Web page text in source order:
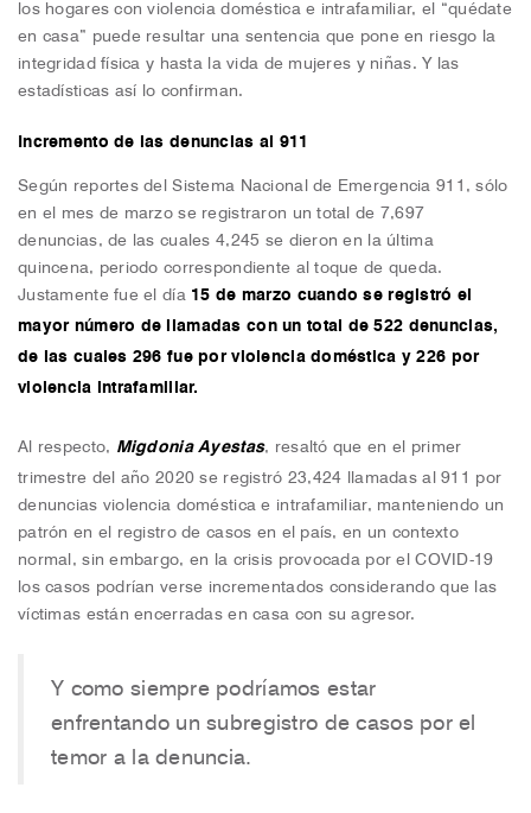
los hogares con violencia doméstica e intrafamiliar, el “quédate
en casa” puede resultar una sentencia que pone en riesgo la
integridad física y hasta la vida de mujeres y niñas. Y las
estadísticas así lo confirman.
Incremento de las denuncias al 911
Según reportes del Sistema Nacional de Emergencia 911, sólo
en el mes de marzo se registraron un total de 7,697
denuncias, de las cuales 4,245 se dieron en la última
quincena, periodo correspondiente al toque de queda.
Justamente fue el día
15 de marzo cuando se registró el
mayor número de llamadas con un total de 522 denuncias,
de las cuales 296 fue por violencia doméstica y 226 por
violencia intrafamiliar.
Al respecto, Migdonia Ayestas, resaltó que en el primer
trimestre del año 2020 se registró 23,424 llamadas al 911 por
denuncias violencia doméstica e intrafamiliar, manteniendo un
patrón en el registro de casos en el país, en un contexto
normal, sin embargo, en la crisis provocada por el COVID-19
los casos podrían verse incrementados considerando que las
víctimas están encerradas en casa con su agresor.
Y como siempre podríamos estar
enfrentando un subregistro de casos por el
temor a la denuncia.